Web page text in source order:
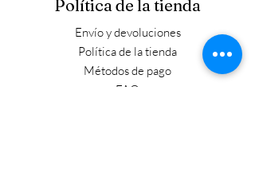
Política de la tienda
Envío y devoluciones
Política de la tienda
Métodos de pago
FAQ